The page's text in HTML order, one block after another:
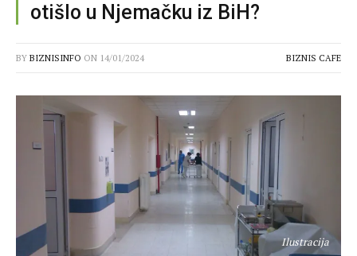
otišlo u Njemačku iz BiH?
BY BIZNISINFO ON 14/01/2024 BIZNIS CAFE
Ilustracija